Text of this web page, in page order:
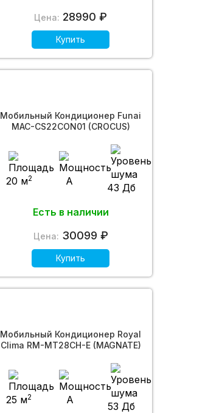
Цена: 28990 ₽
Купить
Мобильный Кондиционер Funai
MAC-CS22CON01 (CROCUS)
20 м2 A
43 Дб
Есть в наличии
Цена: 30099 ₽
Купить
Мобильный Кондиционер Royal
Clima RM-MT28CH-E (MAGNATE)
25 м2 A
53 Дб